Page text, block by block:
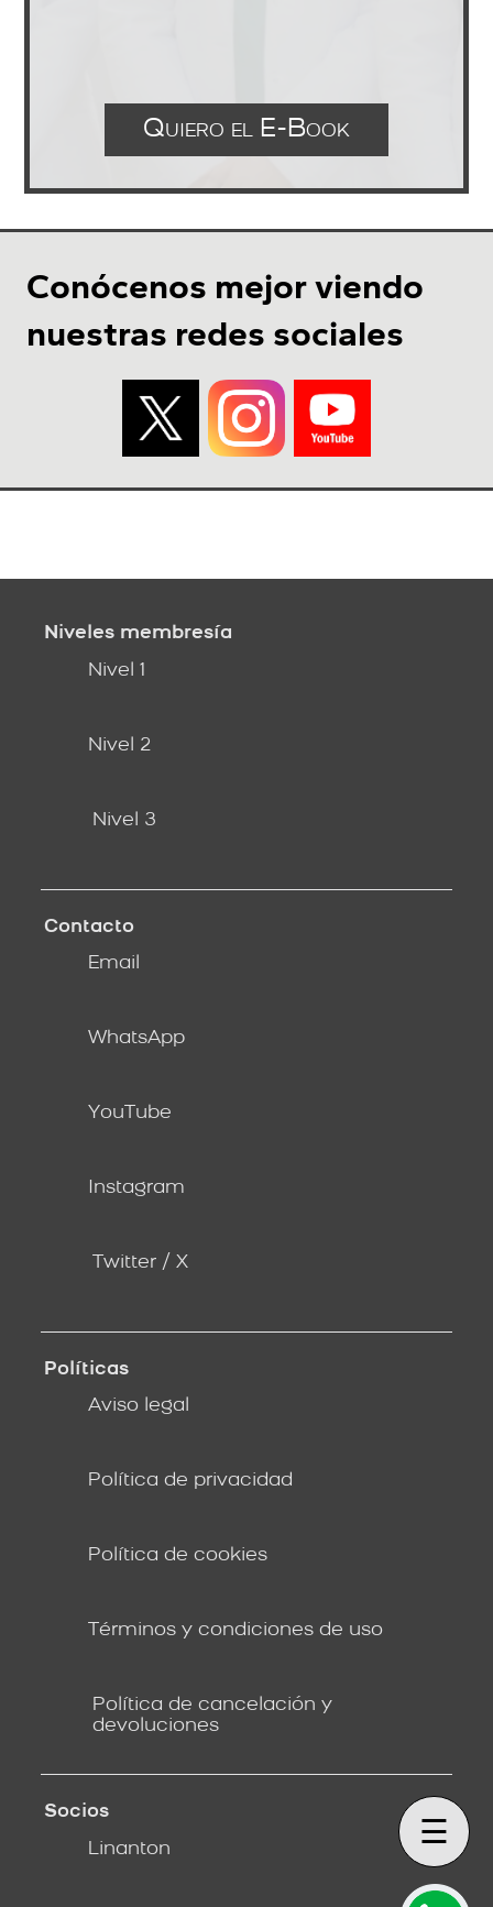
☰
Quiero el E-Book
Conócenos mejor viendo
nuestras redes sociales
Niveles membresía
Nivel 1
Nivel 2
Nivel 3
Contacto
Email
WhatsApp
YouTube
Instagram
Twitter / X
Políticas
Aviso legal
Política de privacidad
Política de cookies
Términos y condiciones de uso
Política de cancelación y
devoluciones
Socios
Linanton